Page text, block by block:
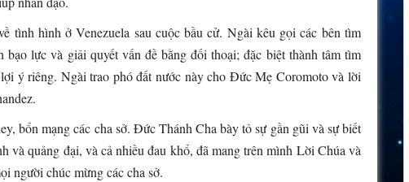
tình hình ở Venezuela sau cuộc bầu cử. Ngài kêu gọi các bên tìm
bạo lực và giải quyết vấn đề bằng đối thoại; đặc biệt thành tâm tìm
ý riêng. Ngài trao phó đất nước này cho Đức Mẹ Coromoto và lời
bổn mạng các cha sở. Đức Thánh Cha bày tỏ sự gần gũi và sự biết
và quảng đại, và cả nhiều đau khổ, đã mang trên mình Lời Chúa và
người chúc mừng các cha sở.